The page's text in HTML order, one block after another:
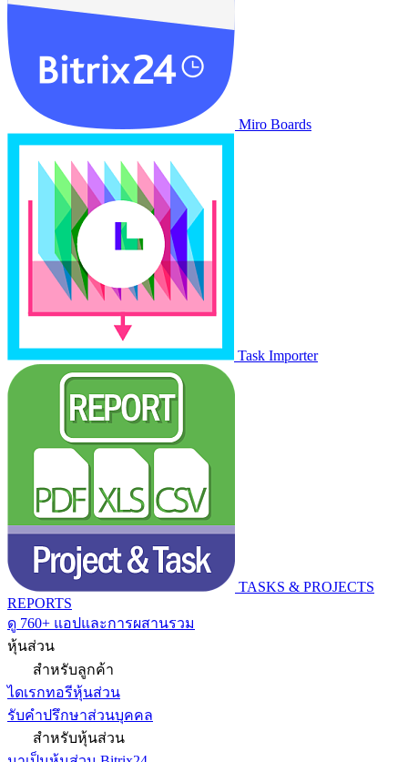
Miro Boards
Task Importer
TASKS & PROJECTS
REPORTS
ดู 760+ แอปและการผสานรวม
หุ้นส่วน
สำหรับลูกค้า
ไดเรกทอรีหุ้นส่วน
รับคำปรึกษาส่วนบุคคล
สำหรับหุ้นส่วน